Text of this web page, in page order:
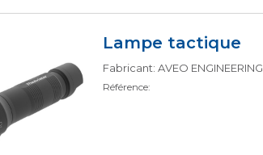
Lampe tactique
Fabricant: AVEO ENGINEERING
Référence: